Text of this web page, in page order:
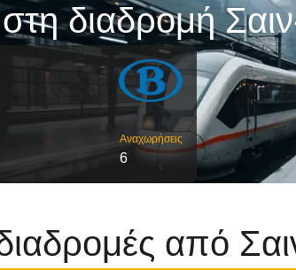
διαδρομή
Αναχωρήσεις
6
από